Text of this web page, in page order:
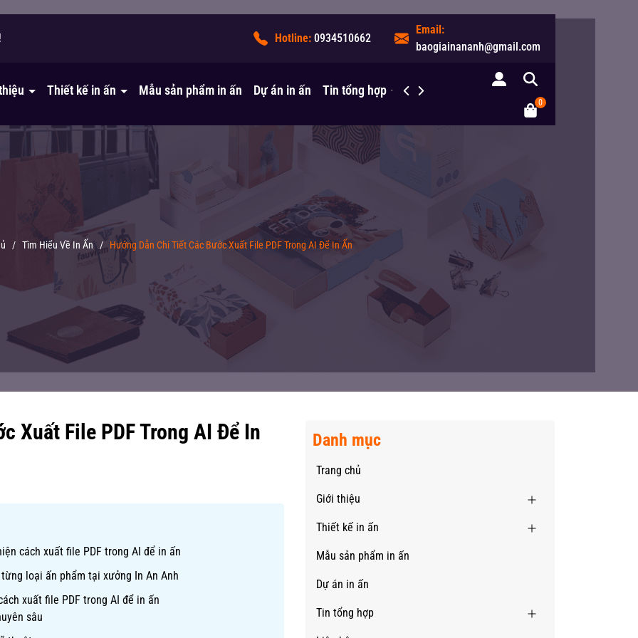
Hotline: 0934510662
Email:
baogiainananh@gmail.com
Thiết kế in ấn Mẫu sản phẩm in ấn Dự án in ấn Tin tổng hợp Liên hệ
0
/ Tìm Hiểu Về In Ấn / Hướng Dẫn Chi Tiết Các Bước Xuất File PDF Trong AI Để In Ấn
Xuất File PDF Trong AI Để In
cách xuất file PDF trong AI để in ấn
loại ấn phẩm tại xưởng In An Anh
xuất file PDF trong AI để in ấn
sâu
Danh mục
Trang chủ
Giới thiệu
Thiết kế in ấn
Mẫu sản phẩm in ấn
Dự án in ấn
Tin tổng hợp